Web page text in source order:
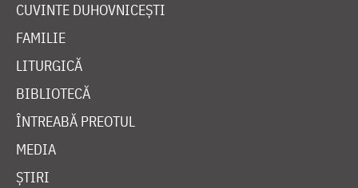
CUVINTE DUHOVNICEȘTI
FAMILIE
LITURGICĂ
BIBLIOTECĂ
ÎNTREABĂ PREOTUL
MEDIA
ȘTIRI